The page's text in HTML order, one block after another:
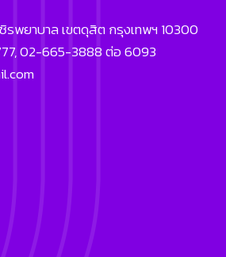
รพยาบาล เขตดุสิต กรุงเทพฯ 10300
02-665-3888 ต่อ 6093